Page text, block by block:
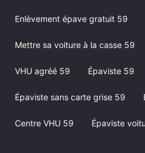
Enlèvement épave gratuit 59
Mettre sa voiture à la casse 59
VHU agréé 59 Épaviste 59
Épaviste sans carte grise 59
Centre VHU 59 Épaviste